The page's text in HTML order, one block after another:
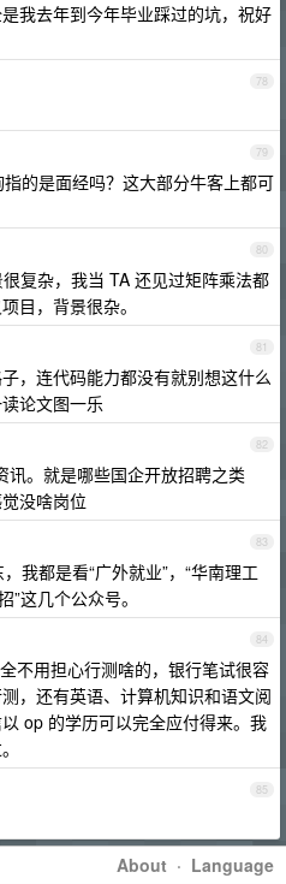
我去年到今年毕业踩过的坑，祝好
78
79
的是面经吗？这大部分牛客上都可
80
复杂，我当 TA 还见过矩阵乘法都
目，背景很杂。
81
，连代码能力都没有就别想这什么
论文图一乐
82
讯。就是哪些国企开放招聘之类
没啥岗位
83
我都是看“广外就业”，“华南理工
”这几个公众号。
84
不用担心行测啥的，银行笔试很容
，还有英语、计算机知识和语文阅
op 的学历可以完全应付得来。我
85
About · Language